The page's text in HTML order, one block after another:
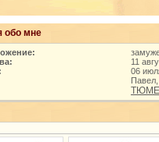
обо мне
11
06